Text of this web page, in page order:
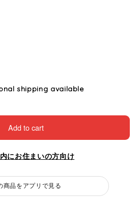
shipping available
Add to cart
にお住まいの方向け
商品をアプリで見る